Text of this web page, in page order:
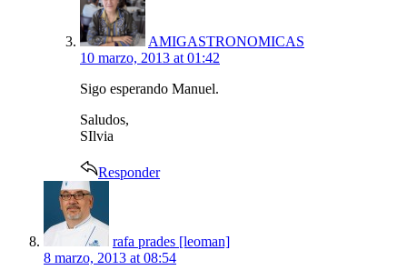
AMIGASTRONOMICAS
10 marzo, 2013 at 01:42
Sigo esperando Manuel.
Saludos,
SIlvia
Responder
rafa prades [leoman]
8 marzo, 2013 at 08:54